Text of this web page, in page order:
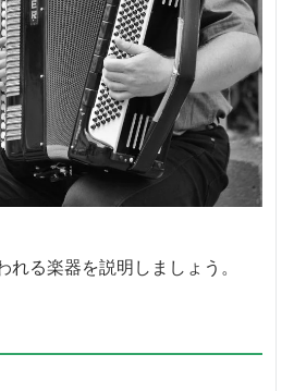
れる楽器を説明しましょう。